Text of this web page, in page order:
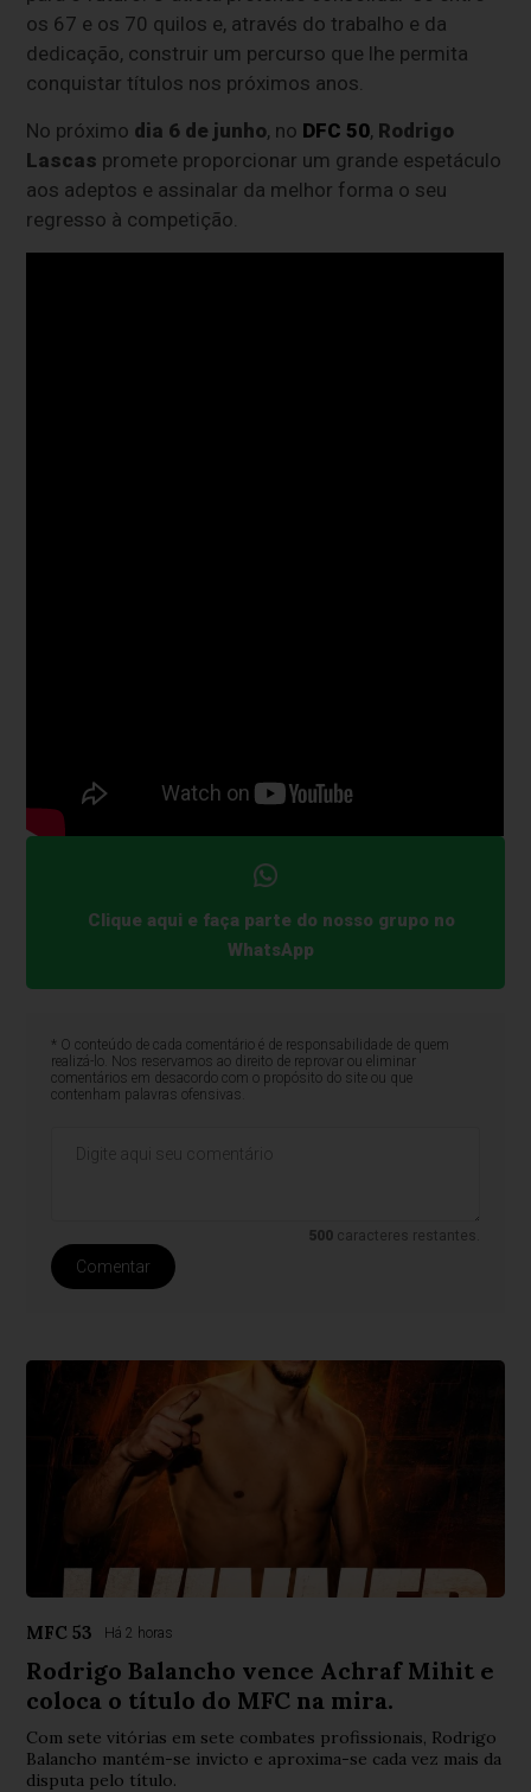
os 67 e os 70 quilos e, através do trabalho e da
dedicação, construir um percurso que lhe permita
conquistar títulos nos próximos anos.
No próximo dia 6 de junho, no DFC 50, Rodrigo
Lascas promete proporcionar um grande espetáculo
aos adeptos e assinalar da melhor forma o seu
regresso à competição.
Clique aqui e faça parte do nosso grupo no
WhatsApp
* O conteúdo de cada comentário é de responsabilidade de quem
realizá-lo. Nos reservamos ao direito de reprovar ou eliminar
comentários em desacordo com o propósito do site ou que
contenham palavras ofensivas.
500 caracteres restantes.
Comentar
MFC 53 Há 2 horas
Rodrigo Balancho vence Achraf Mihit e
coloca o título do MFC na mira.
Com sete vitórias em sete combates profissionais, Rodrigo
Balancho mantém-se invicto e aproxima-se cada vez mais da
disputa pelo título.